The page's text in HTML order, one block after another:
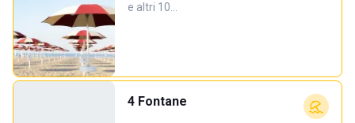
e altri 10…
4 Fontane